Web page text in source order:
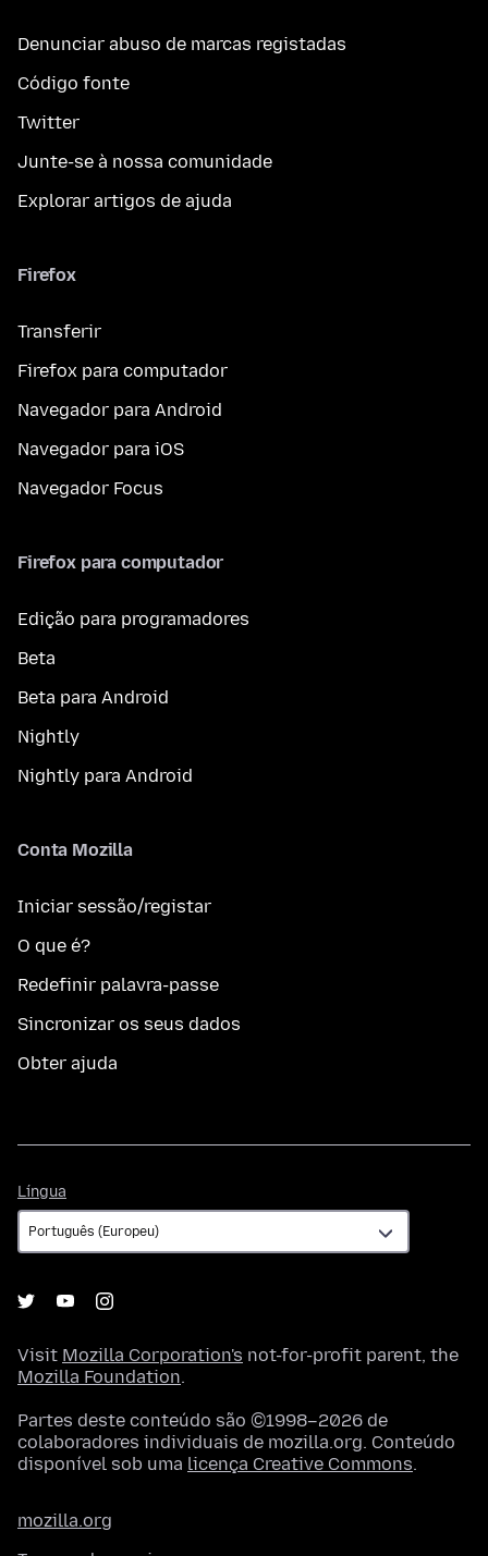
Denunciar abuso de marcas registadas
Código fonte
Twitter
Junte-se à nossa comunidade
Explorar artigos de ajuda
Firefox
Transferir
Firefox para computador
Navegador para Android
Navegador para iOS
Navegador Focus
Firefox para computador
Edição para programadores
Beta
Beta para Android
Nightly
Nightly para Android
Conta Mozilla
Iniciar sessão/registar
O que é?
Redefinir palavra-passe
Sincronizar os seus dados
Obter ajuda
Língua
Visit Mozilla Corporation's not-for-profit parent, the
Mozilla Foundation.
Partes deste conteúdo são ©1998–2026 de
colaboradores individuais de mozilla.org. Conteúdo
disponível sob uma licença Creative Commons.
mozilla.org